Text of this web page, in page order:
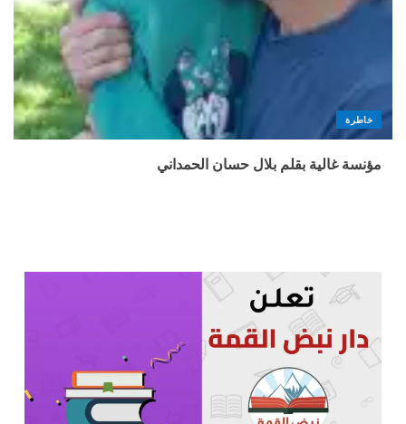
خاطرة
مؤنسة غالية بقلم بلال حسان الحمداني